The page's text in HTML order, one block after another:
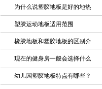
为什么说塑胶地板是好的地热
塑胶运动地板适用范围
橡胶地板和塑胶地板的区别介
现在的健身房一般会选择什么
幼儿园塑胶地板特点有哪些？